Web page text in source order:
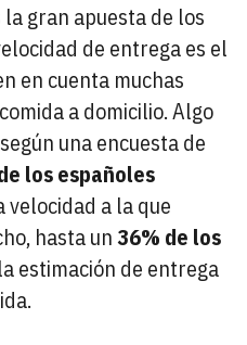
la gran apuesta de los
de entrega es el
en cuenta muchas
a domicilio. Algo
una encuesta de
los españoles
a la que
hasta un36% de los
estimación de entrega